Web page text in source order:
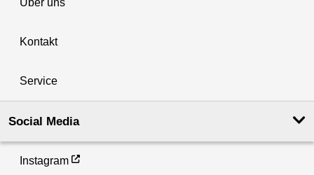
Kontakt
Service
Social Media
Instagram